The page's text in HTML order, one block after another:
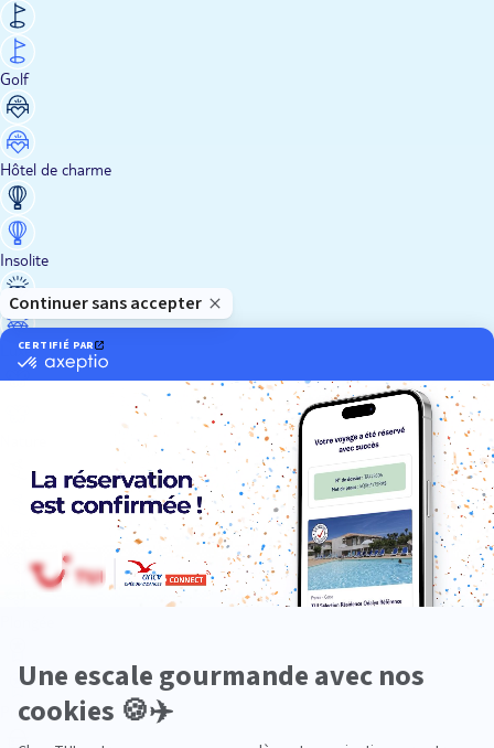
Golf
Hôtel de charme
Insolite
Luxe
Premium